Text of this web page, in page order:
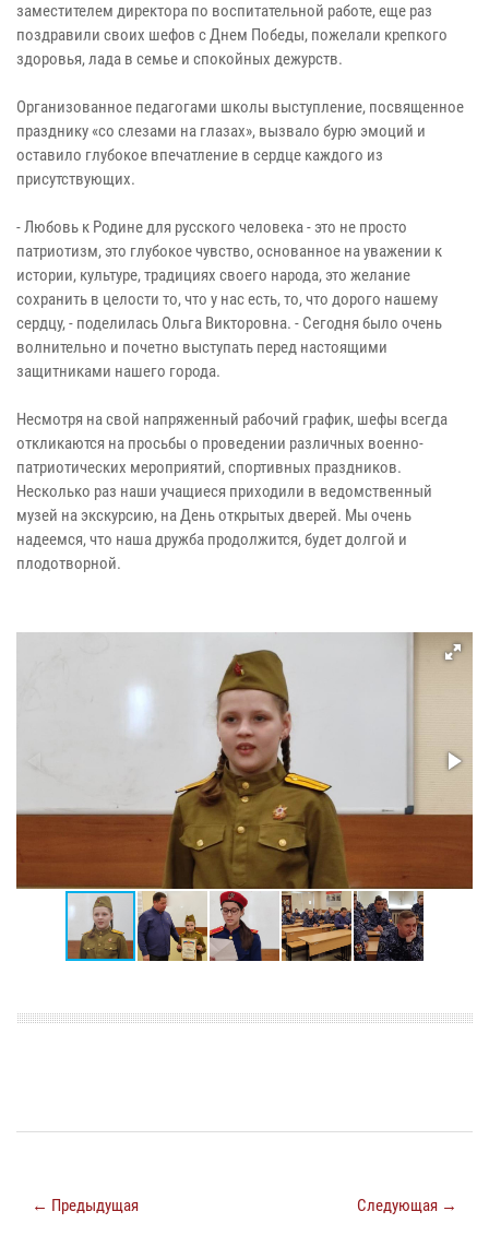
заместителем директора по воспитательной работе, еще раз
поздравили своих шефов с Днем Победы, пожелали крепкого
здоровья, лада в семье и спокойных дежурств.
Организованное педагогами школы выступление, посвященное
празднику «со слезами на глазах», вызвало бурю эмоций и
оставило глубокое впечатление в сердце каждого из
присутствующих.
- Любовь к Родине для русского человека - это не просто
патриотизм, это глубокое чувство, основанное на уважении к
истории, культуре, традициях своего народа, это желание
сохранить в целости то, что у нас есть, то, что дорого нашему
сердцу, - поделилась Ольга Викторовна. - Сегодня было очень
волнительно и почетно выступать перед настоящими
защитниками нашего города.
Несмотря на свой напряженный рабочий график, шефы всегда
откликаются на просьбы о проведении различных военно-
патриотических мероприятий, спортивных праздников.
Несколько раз наши учащиеся приходили в ведомственный
музей на экскурсию, на День открытых дверей. Мы очень
надеемся, что наша дружба продолжится, будет долгой и
плодотворной.
← Предыдущая Следующая →